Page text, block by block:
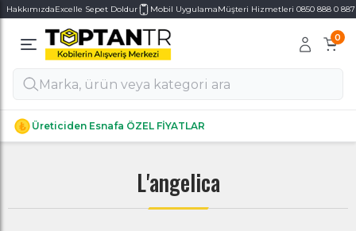
HakkımızdaExcelle Sepet Doldur Mobil UygulamaMüşteri Hizmetleri 0850 888 0 887
0
Üreticiden Esnafa ÖZEL FİYATLAR
Alt Kategoriler
Alt Kategoriler
L'angelica